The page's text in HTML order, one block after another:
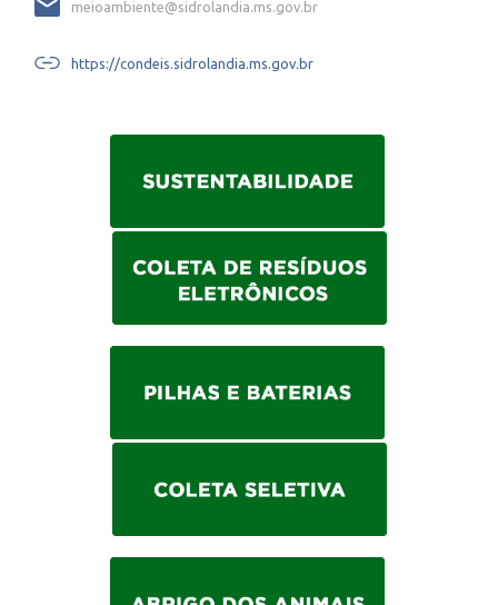
meioambiente@sidrolandia.ms.gov.br
https://condeis.sidrolandia.ms.gov.br